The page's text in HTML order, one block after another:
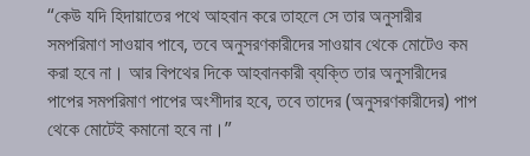
“কেউ যদি হিদায়াতের পথে আহবান করে তাহলে সে তার অনুসারীর
সমপরিমাণ সাওয়াব পাবে, তবে অনুসরণকারীদের সাওয়াব থেকে মোটেও কম
করা হবে না। আর বিপথের দিকে আহবানকারী ব্যক্তি তার অনুসারীদের
পাপের সমপরিমাণ পাপের অংশীদার হবে, তবে তাদের (অনুসরণকারীদের) পাপ
থেকে মোটেই কমানো হবে না।”